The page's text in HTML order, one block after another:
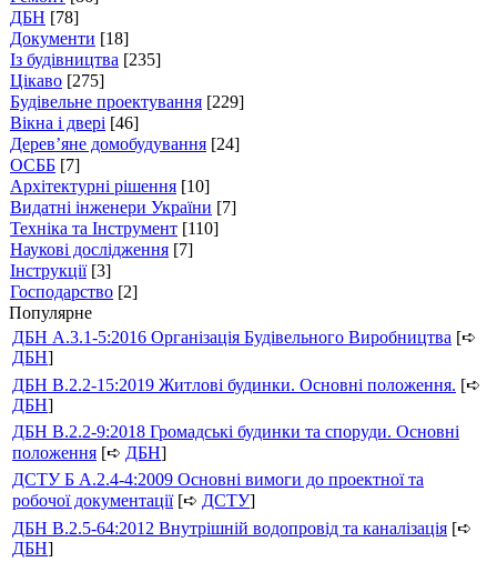
ДБН [78]
Документи [18]
Із будівництва [235]
Цікаво [275]
Будівельне проектування [229]
Вікна і двері [46]
Дерев’яне домобудування [24]
ОСББ [7]
Архітектурні рішення [10]
Видатні інженери України [7]
Техніка та Інструмент [110]
Наукові дослідження [7]
Інструкції [3]
Господарство [2]
Популярне
ДБН А.3.1-5:2016 Організація Будівельного Виробництва [➪
ДБН]
ДБН В.2.2-15:2019 Житлові будинки. Основні положення. [➪
ДБН]
ДБН В.2.2-9:2018 Громадські будинки та споруди. Основні
положення [➪ ДБН]
ДСТУ Б А.2.4-4:2009 Основні вимоги до проектної та
робочої документації[➪ ДСТУ]
ДБН В.2.5-64:2012 Внутрішній водопровід та каналізація [➪
ДБН]